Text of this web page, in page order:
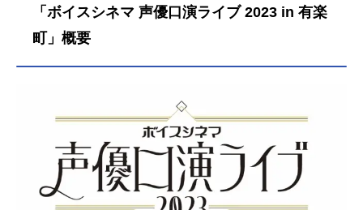
「ボイスシネマ 声優口演ライブ 2023 in 有楽
町」概要